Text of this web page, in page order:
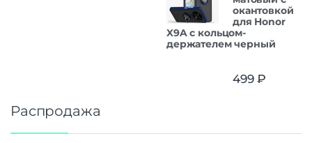
окантовкой
для Honor
X9A с кольцом-
держателем черный
499₽
Распродажа